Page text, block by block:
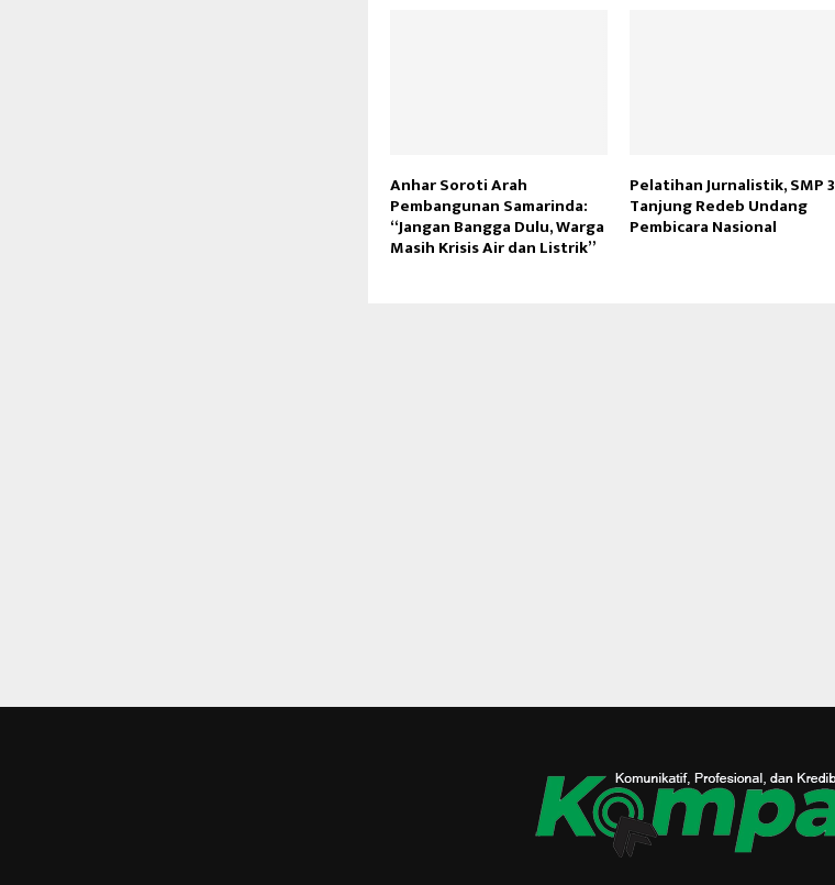
Anhar Soroti Arah
Pembangunan Samarinda:
“Jangan Bangga Dulu, Warga
Masih Krisis Air dan Listrik”
Pelatihan Jurnalistik, SMP 3
Tanjung Redeb Undang
Pembicara Nasional